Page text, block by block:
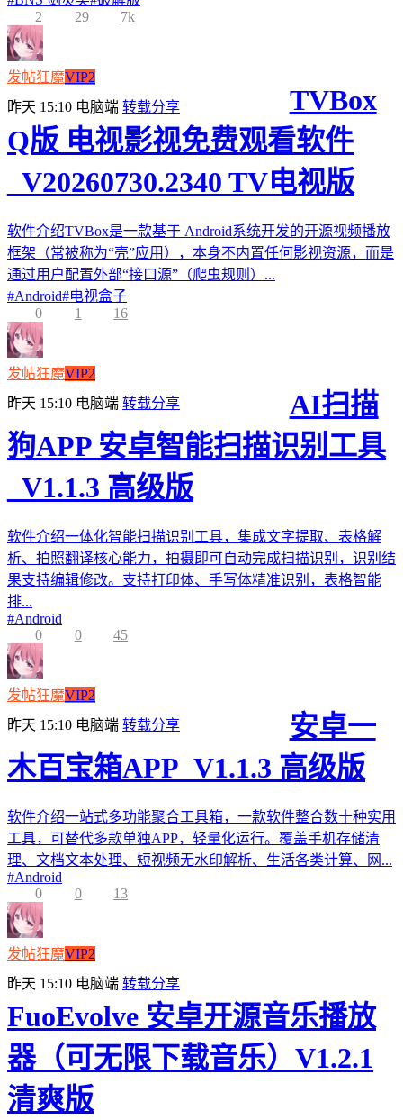
2
29 7k
发帖狂魔VIP2
昨天 15:10 电脑端 转载分享
TVBox
Q版 电视影视免费观看软件
_V20260730.2340 TV电视版
软件介绍TVBox是一款基于 Android系统开发的开源视频播放
框架（常被称为“壳”应用），本身不内置任何影视资源，而是
通过用户配置外部“接口源”（爬虫规则）...
#Android#电视盒子
0
1 16
发帖狂魔VIP2
昨天 15:10 电脑端 转载分享
AI扫描
狗APP 安卓智能扫描识别工具
_V1.1.3 高级版
软件介绍一体化智能扫描识别工具，集成文字提取、表格解
析、拍照翻译核心能力，拍摄即可自动完成扫描识别，识别结
果支持编辑修改。支持打印体、手写体精准识别，表格智能
排...
#Android
0
0 45
发帖狂魔VIP2
昨天 15:10 电脑端 转载分享
安卓一
木百宝箱APP_V1.1.3 高级版
软件介绍一站式多功能聚合工具箱，一款软件整合数十种实用
工具，可替代多款单独APP，轻量化运行。覆盖手机存储清
理、文档文本处理、短视频无水印解析、生活各类计算、网...
#Android
0
0 13
发帖狂魔VIP2
昨天 15:10 电脑端 转载分享
FuoEvolve 安卓开源音乐播放
器（可无限下载音乐）V1.2.1
清爽版